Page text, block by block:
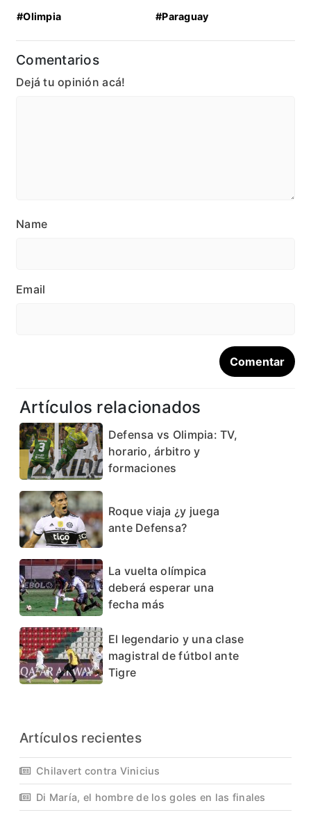
#Olimpia #Paraguay
Comentarios
Dejá tu opinión acá!
Name
Email
Artículos relacionados
Defensa vs Olimpia: TV,
horario, árbitro y
formaciones
Roque viaja ¿y juega
ante Defensa?
La vuelta olímpica
deberá esperar una
fecha más
El legendario y una clase
magistral de fútbol ante
Tigre
Artículos recientes
Chilavert contra Vinicius
Di María, el hombre de los goles en las finales